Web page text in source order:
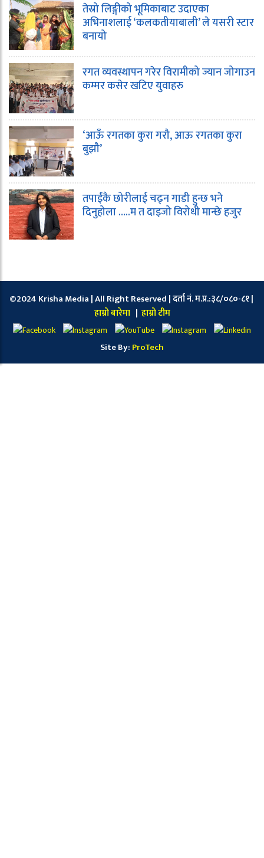
तेस्रो लिङ्गीको भूमिकाबाट उदाएका
अभिनाशलाई ‘कलकतीयाबाली’ ले यसरी स्टार
बनायो
रगत व्यवस्थापन गरेर विरामीको ज्यान जोगाउन
कम्मर कसेर खटिए युवाहरु
‘आऊँ रगतका कुरा गरौ, आऊ रगतका कुरा
बुझौ’
तपाईंकै छोरीलाई चढ्न गाडी हुन्छ भने
दिनुहोला …..म त दाइजो विरोधी मान्छे हजुर
©2024 Krisha Media | All Right Reserved | दर्ता नं. म.प्र.:३८/०८०-८१ |
हाम्रो बारेमा | हाम्रो टीम
Site By: ProTech